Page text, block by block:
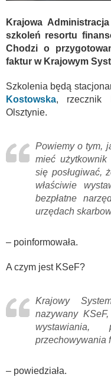
Krajowa
szkoleń resortu
Chodzi o
faktur w Krajowym
Szkolenia będą
Kostowska, rzecznik
Olsztynie.
Powiemy o tym,
mieć
się posługiwać,
właściwie
bezpłatne
urzędach
– poinformowała.
A czym jest KSeF?
Krajowy
nazywany
wystawiania,
przechowywania
– powiedziała.